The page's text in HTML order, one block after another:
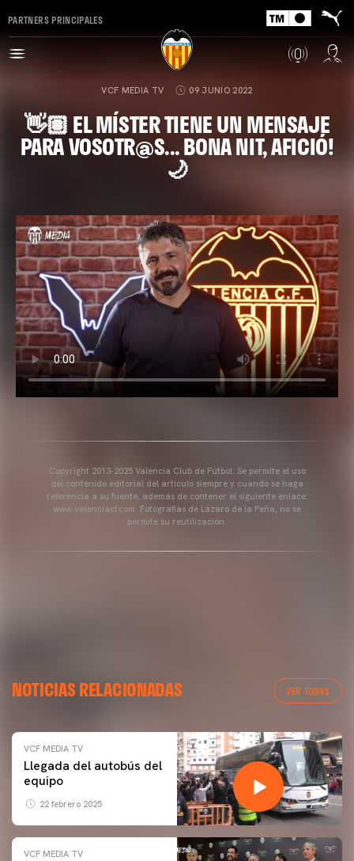
PARTNERS PRINCIPALES
VCF MEDIA TV 09 JUNIO 2022
👋🏽 EL MÍSTER TIENE UN MENSAJE
PARA VOSOTR@S... BONA NIT, AFICIÓ!
🌙
Copyright 2013-2025 Valencia Club de Fútbol. Se permite el uso
del contenido editorial del artículo siempre y cuando se haga
referencia a su fuente, además de contener el siguiente enlace:
www.valenciacf.com. Fotografías de Lázaro de la Peña, no se
permite su reutilización.
NOTICIAS RELACIONADAS VER TODAS
VCF MEDIA TV
Llegada del autobús del
equipo
22 febrero 2025
VCF MEDIA TV